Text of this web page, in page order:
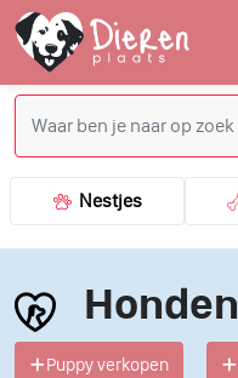
Nestjes
Honden
Puppy verkopen